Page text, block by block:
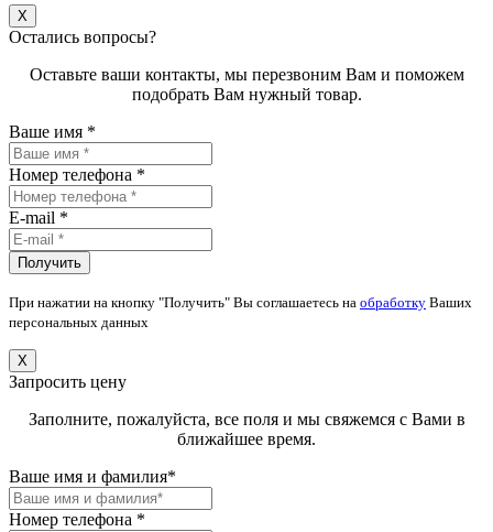
X
Остались вопросы?
Оставьте ваши контакты, мы перезвоним Вам и поможем
подобрать Вам нужный товар.
Ваше имя *
Номер телефона *
E-mail *
При нажатии на кнопку "Получить" Вы соглашаетесь на обработку Ваших
персональных данных
X
Запросить цену
Заполните, пожалуйста, все поля и мы свяжемся с Вами в
ближайшее время.
Ваше имя и фамилия*
Номер телефона *